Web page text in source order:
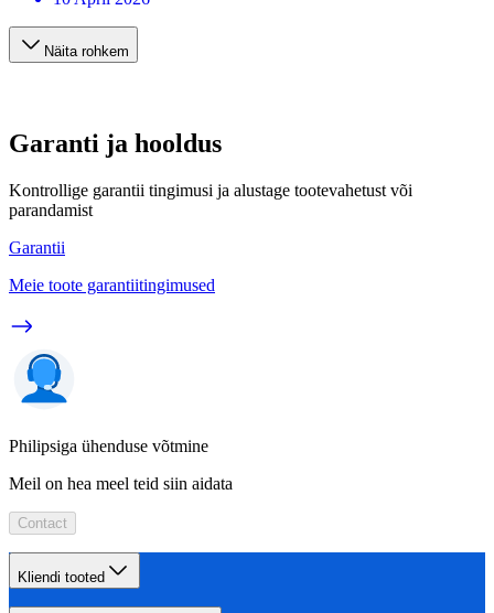
Näita rohkem
Garanti ja hooldus
Kontrollige garantii tingimusi ja alustage tootevahetust või
parandamist
Garantii
Meie toote garantiitingimused
Philipsiga ühenduse võtmine
Meil on hea meel teid siin aidata
Contact
Kliendi tooted